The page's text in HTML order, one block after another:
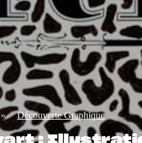
Découverte Graphique